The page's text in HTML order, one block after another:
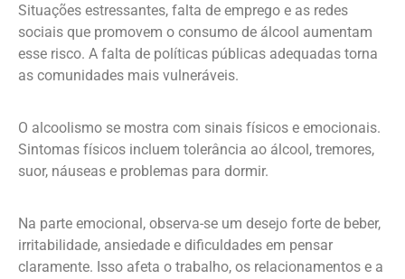
Situações estressantes, falta de emprego e as redes
sociais que promovem o consumo de álcool aumentam
esse risco. A falta de políticas públicas adequadas torna
as comunidades mais vulneráveis.
O alcoolismo se mostra com sinais físicos e emocionais.
Sintomas físicos incluem tolerância ao álcool, tremores,
suor, náuseas e problemas para dormir.
Na parte emocional, observa-se um desejo forte de beber,
irritabilidade, ansiedade e dificuldades em pensar
claramente. Isso afeta o trabalho, os relacionamentos e a